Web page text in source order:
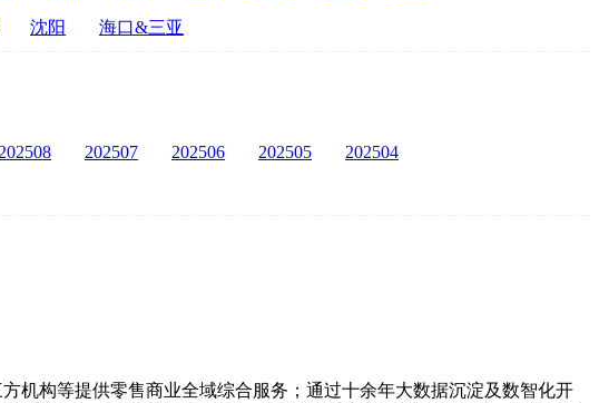
沈阳 海口&三亚
202508 202507 202506 202505 202504
机构等提供零售商业全域综合服务；通过十余年大数据沉淀及数智化开